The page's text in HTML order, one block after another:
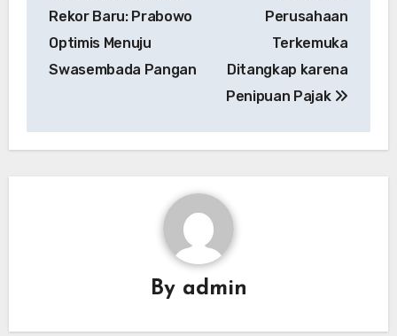
Rekor Baru: Prabowo
Optimis Menuju
Swasembada Pangan
Perusahaan
Terkemuka
Ditangkap karena
Penipuan Pajak
By admin